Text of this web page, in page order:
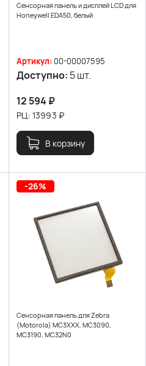
Сенсорная панель и дисплей LCD для
Honeywell EDA50, белый
Артикул: 00-00007595
Доступно: 5 шт.
12 594 ₽
РЦ: 13993 ₽
В корзину
-26%
Сенсорная панель для Zebra
(Motorola) MC3XXX, MC3090,
MC3190, MC32N0